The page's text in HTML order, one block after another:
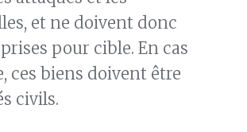
et ne doivent donc
pour cible. En cas
ces biens doivent être
civils.